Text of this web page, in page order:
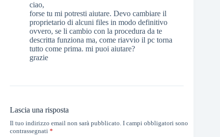
ciao,
forse tu mi potresti aiutare. Devo cambiare il
proprietario di alcuni files in modo definitivo
ovvero, se li cambio con la procedura da te
descritta funziona ma, come riavvio il pc torna
tutto come prima. mi puoi aiutare?
grazie
Lascia una risposta
Il tuo indirizzo email non sarà pubblicato. I campi obbligatori sono
contrassegnati *